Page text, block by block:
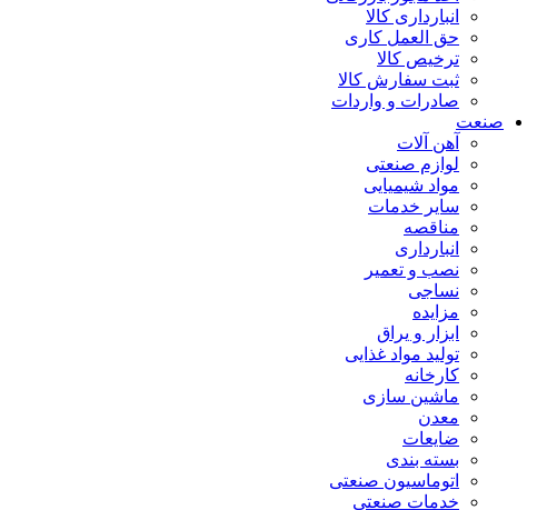
انبارداری کالا
حق العمل کاری
ترخیص کالا
ثبت سفارش کالا
صادرات و واردات
صنعت
آهن آلات
لوازم صنعتی
مواد شیمیایی
سایر خدمات
مناقصه
انبارداری
نصب و تعمیر
نساجی
مزایده
ابزار و یراق
تولید مواد غذایی
کارخانه
ماشین سازی
معدن
ضایعات
بسته بندی
اتوماسیون صنعتی
خدمات صنعتی